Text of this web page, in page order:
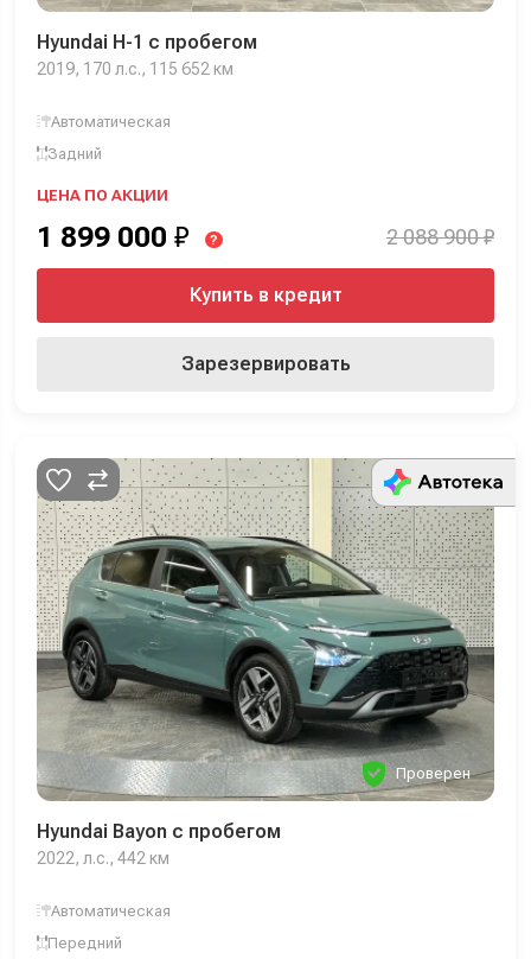
Hyundai H-1 с пробегом
2019, 170 л.с., 115 652 км
Автоматическая
Задний
ЦЕНА ПО АКЦИИ
1 899 000 ₽ ? 2 088 900 ₽
Купить в кредит
Зарезервировать
Проверен
Hyundai Bayon с пробегом
2022, л.с., 442 км
Автоматическая
Передний